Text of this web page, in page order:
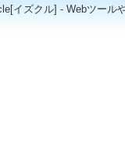
イズクル] - Webツール